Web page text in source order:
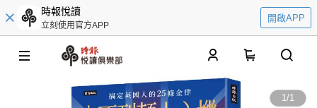
時報悅讀
立刻使用官方APP
開啟APP
1/1